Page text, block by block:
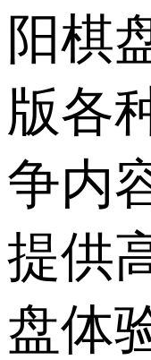
阳棋
版各
争内
提供
盘体